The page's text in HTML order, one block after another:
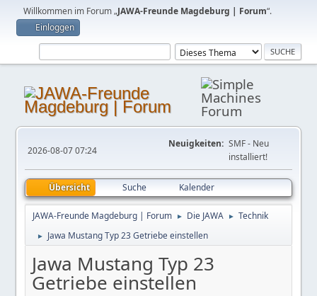
Willkommen im Forum „JAWA-Freunde Magdeburg | Forum“.
Einloggen
2026-08-07 07:24
Neuigkeiten: SMF - Neu
installiert!
Übersicht Suche Kalender
JAWA-Freunde Magdeburg | Forum ► Die JAWA ► Technik
► Jawa Mustang Typ 23 Getriebe einstellen
Jawa Mustang Typ 23
Getriebe einstellen